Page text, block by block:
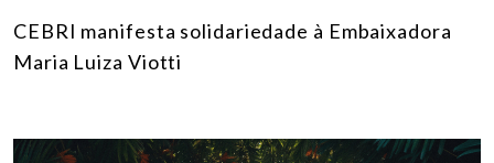
CEBRI manifesta solidariedade à Embaixadora
Maria Luiza Viotti